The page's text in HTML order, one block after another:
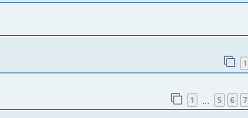
1
1 5 6 7